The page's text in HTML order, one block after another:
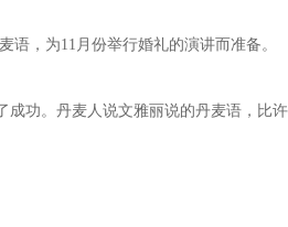
，为11月份举行婚礼的演讲而准备。
功。丹麦人说文雅丽说的丹麦语，比